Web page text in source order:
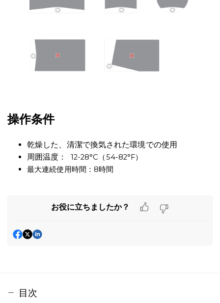
操作条件
乾燥した、清潔で換気された環境での使用
周囲温度： 12-28°C（54-82°F）
最大連続使用時間：8時間
お役に立ちましたか？
目次